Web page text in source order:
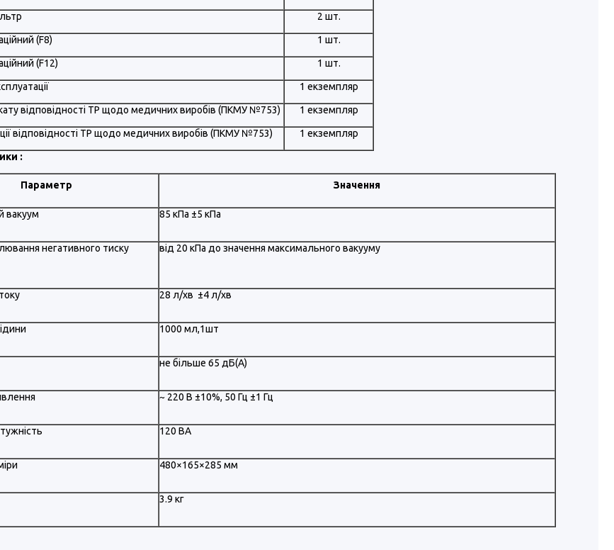
2 шт.
(F8) 1 шт.
(F12) 1 шт.
1 екземпляр
відповідності ТР щодо медичних виробів (ПКМУ №753) 1 екземпляр
відповідності ТР щодо медичних виробів (ПКМУ №753) 1 екземпляр
:
Параметр Значення
вакуум 85 кПа ±5 кПа
негативного тиску
від 20 кПа до значення максимального вакууму
28 л/хв ±4 л/хв
1000 мл,1шт
не більше 65 дБ(A)
~ 220 В ±10%, 50 Гц ±1 Гц
120 ВА
480×165×285 мм
3.9 кг